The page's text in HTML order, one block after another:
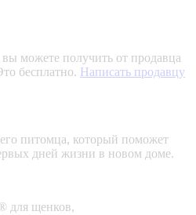
можете получить от продавца
бесплатно. Написать продавцу
питомца, который поможет
дней жизни в новом доме.
для щенков,